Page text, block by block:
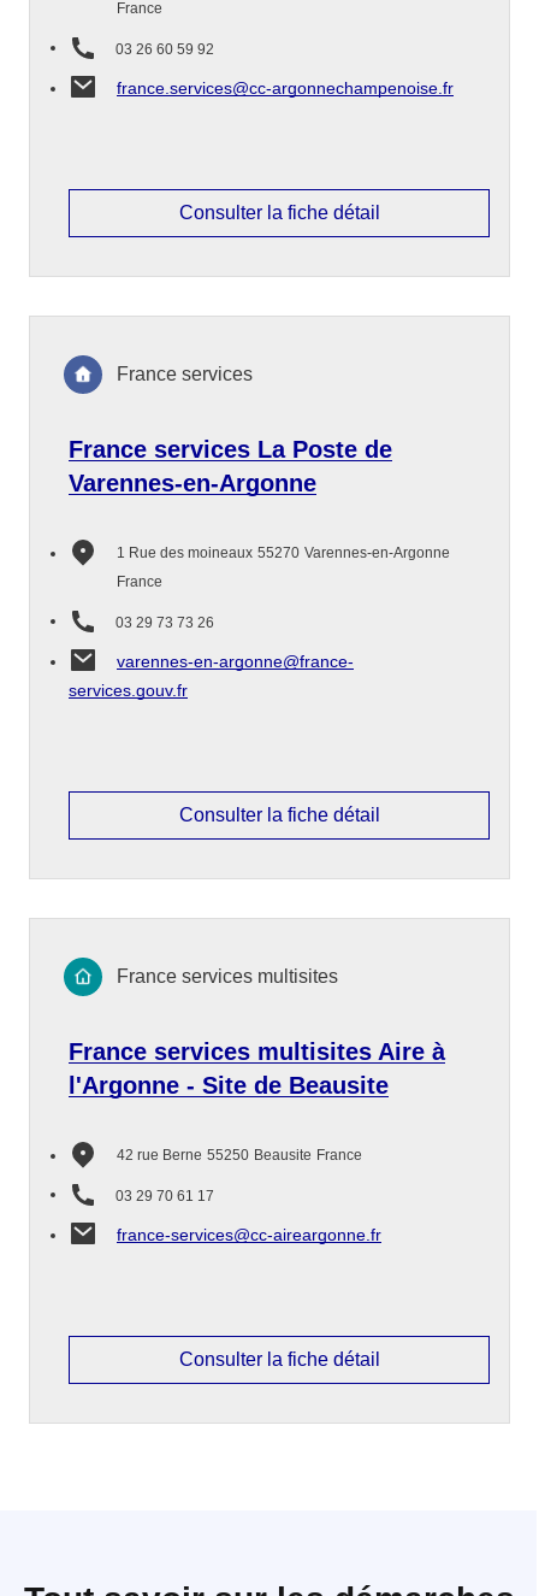
France
03 26 60 59 92
france.services@cc-argonnechampenoise.fr
Consulter la fiche détail
France services La Poste de
Varennes-en-Argonne
1 Rue des moineaux 55270 Varennes-en-Argonne
France
03 29 73 73 26
varennes-en-argonne@france-
services.gouv.fr
France services
Consulter la fiche détail
France services multisites Aire à
l'Argonne - Site de Beausite
42 rue Berne 55250 Beausite France
03 29 70 61 17
france-services@cc-aireargonne.fr
France services multisites
Consulter la fiche détail